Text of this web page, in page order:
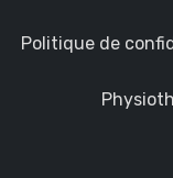
Politique de